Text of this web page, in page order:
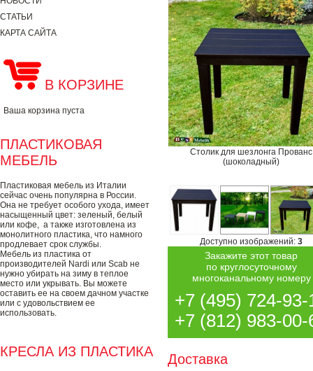
СТАТЬИ
КАРТА САЙТА
В КОРЗИНЕ
Ваша корзина пуста
ПЛАСТИКОВАЯ
МЕБЕЛЬ
Пластиковая мебель из Италии
сейчас очень популярна в России.
Она не требует особого ухода, имеет
насыщенный цвет: зеленый, белый
или кофе, а также изготовлена из
монолитного пластика, что намного
продлевает срок службы.
Мебель из пластика от
производителей Nardi или Scab не
нужно убирать на зиму в теплое
место или укрывать. Вы можете
оставить ее на своем дачном участке
или с удовольствием ее
использовать.
КРЕСЛА ИЗ ПЛАСТИКА
Столик для шезлонга Прованс
(шоколадный)
Доступно изображений: 3
Закажите этот товар
по круглосуточному
многоканальному номеру
+7 (495) 724-93-
+7 (812) 983-00-
Доставка